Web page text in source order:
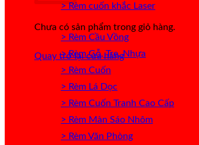
Chưa có sản phẩm trong giỏ hàng.
Quay trở lại cửa hàng
> Rèm cuốn khắc Laser
> Rèm Cầu Vồng
> Rèm Gỗ, Tre, Nhựa
> Rèm Cuốn
> Rèm Lá Dọc
> Rèm Cuốn Tranh Cao Cấp
> Rèm Màn Sáo Nhôm
> Rèm Văn Phòng